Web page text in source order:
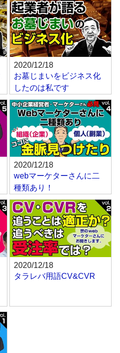
2020/12/18
お墓じまいをビジネス化
したのは私です
2020/12/18
webマーケターさんに二
種類あり！
2020/12/18
タラレバ用語CV&CVR